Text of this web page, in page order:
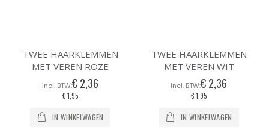
TWEE HAARKLEMMEN
MET VEREN ROZE
€ 2,36
€ 1,95
IN WINKELWAGEN
TWEE HAARKLEMMEN
MET VEREN WIT
€ 2,36
€ 1,95
IN WINKELWAGEN